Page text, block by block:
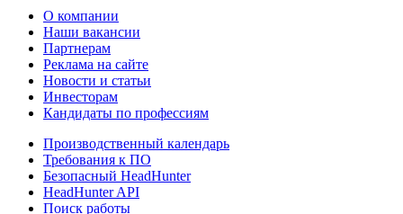
О компании
Наши вакансии
Партнерам
Реклама на сайте
Новости и статьи
Инвесторам
Кандидаты по профессиям
Производственный календарь
Требования к ПО
Безопасный HeadHunter
HeadHunter API
Поиск работы